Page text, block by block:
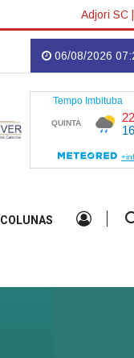
Adjori SC |
Imbituba receberá o
06/08/2026
COLUNAS